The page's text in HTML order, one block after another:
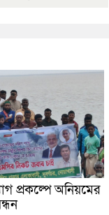
প্রকল্পে অনিয়মের